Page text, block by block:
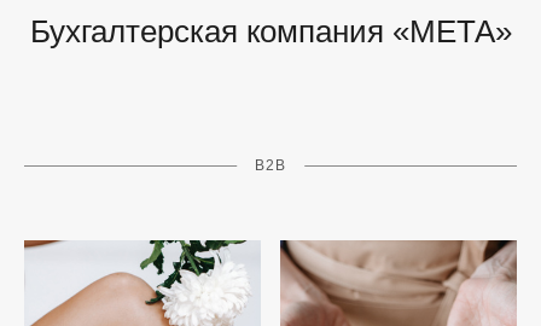
Бухгалтерская компания «МЕТА»
B2B